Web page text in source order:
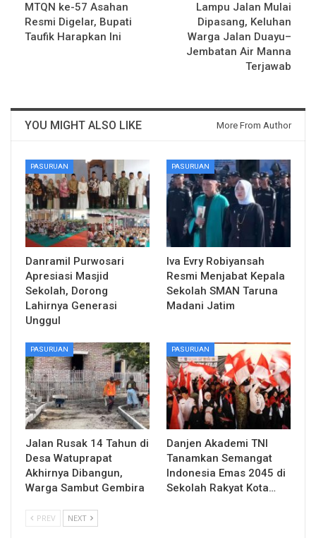
MTQN ke-57 Asahan
Resmi Digelar, Bupati
Taufik Harapkan Ini
Lampu Jalan Mulai
Dipasang, Keluhan
Warga Jalan Duayu–
Jembatan Air Manna
Terjawab
YOU MIGHT ALSO LIKE More From Author
PASURUAN
Danramil Purwosari
Apresiasi Masjid
Sekolah, Dorong
Lahirnya Generasi
Unggul
PASURUAN
Iva Evry Robiyansah
Resmi Menjabat Kepala
Sekolah SMAN Taruna
Madani Jatim
PASURUAN
Jalan Rusak 14 Tahun di
Desa Watuprapat
Akhirnya Dibangun,
Warga Sambut Gembira
PASURUAN
Danjen Akademi TNI
Tanamkan Semangat
Indonesia Emas 2045 di
Sekolah Rakyat Kota…
PREV NEXT